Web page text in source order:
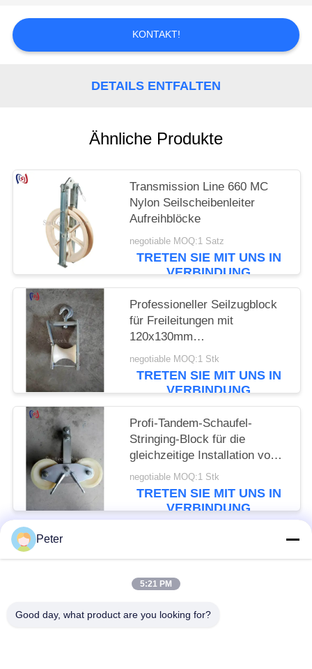
KONTAKT!
DETAILS ENTFALTEN
Ähnliche Produkte
Transmission Line 660 MC
Nylon Seilscheibenleiter
Aufreihblöcke
negotiable MOQ:1 Satz
TRETEN SIE MIT UNS IN
VERBINDUNG
Professioneller Seilzugblock
für Freileitungen mit
120x130mm
Seilscheibengröße und 5KN
Nennlast für die
Freileitungsinstallation
negotiable MOQ:1 Stk
TRETEN SIE MIT UNS IN
VERBINDUNG
Profi-Tandem-Schaufel-
Stringing-Block für die
gleichzeitige Installation von
mehreren Leitern mit Nennlast
von 25KN und präzise
konstruierten Schaufeln
negotiable MOQ:1 Stk
TRETEN SIE MIT UNS IN
VERBINDUNG
Beliebte Kategorien
Peter
5:21 PM
Good day, what product are you looking for?